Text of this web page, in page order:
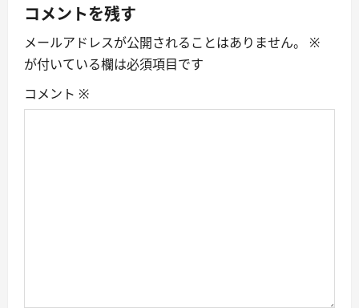
v
i
g
コメントを残す
メールアドレスが公開されることはありません。
※
が付いている欄は必須項目です
コメント ※